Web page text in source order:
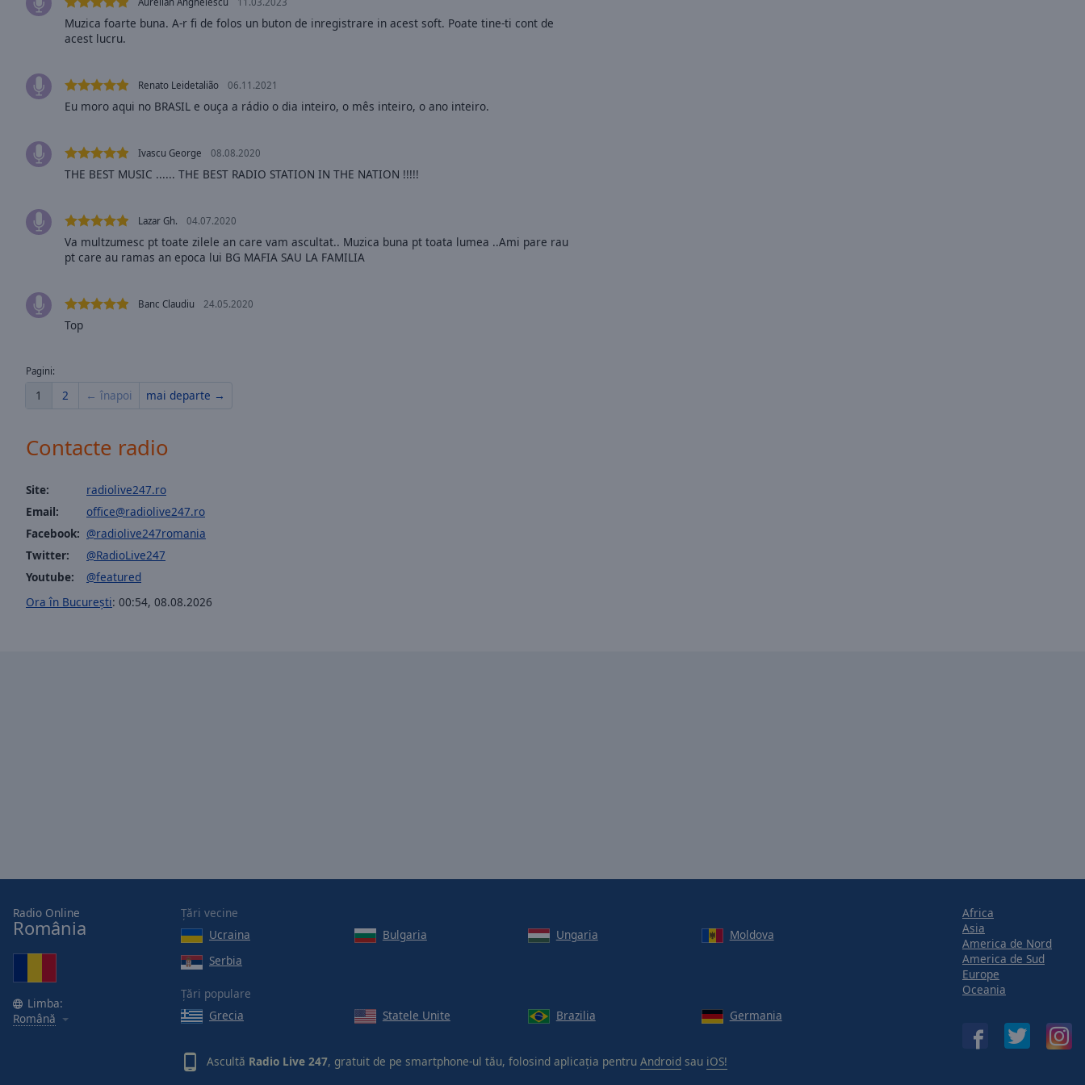
Opacity
Edge
Style
Family
Done
Close
dialog
Muzica foarte buna. A-r fi de folos un buton de inregistrare in acest soft. Poate tine-ti cont de
acest lucru.
Renato Leidetalião 06.11.2021
Eu moro aqui no BRASIL e ouça a rádio o dia inteiro, o mês inteiro, o ano inteiro.
Ivascu George 08.08.2020
THE BEST MUSIC ...... THE BEST RADIO STATION IN THE NATION !!!!!
Lazar Gh. 04.07.2020
Va multzumesc pt toate zilele an care vam ascultat.. Muzica buna pt toata lumea ..Ami pare rau
pt care au ramas an epoca lui BG MAFIA SAU LA FAMILIA
Banc Claudiu 24.05.2020
Top
Pagini:
1 2 ← înapoi mai departe →
Contacte radio
Site:
radiolive247.ro
Email:
office@radiolive247.ro
Facebook: @radiolive247romania
Twitter:
@RadioLive247
Youtube:
@featured
Ora în București: 00:54, 08.08.2026
Radio Online
România
Limba:
Română
Țări vecine
Ucraina
Bulgaria Ungaria
Moldova
Serbia
Țări populare
Grecia
Statele Unite Brazilia Germania
Ascultă Radio Live 247, gratuit de pe smartphone-ul tău, folosind aplicația pentru Android sau iOS!
Africa
Asia
America de Nord
America de Sud
Europe
Oceania